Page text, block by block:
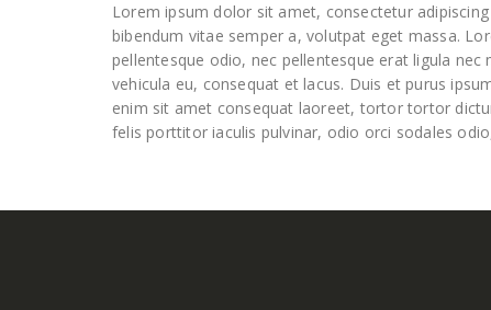
Lorem ipsum dolor sit amet, consectetur
bibendum vitae semper a, volutpat eget massa.
pellentesque odio, nec pellentesque erat ligula
vehicula eu, consequat et lacus. Duis et purus
enim sit amet consequat laoreet, tortor tortor
felis porttitor iaculis pulvinar, odio orci sodales